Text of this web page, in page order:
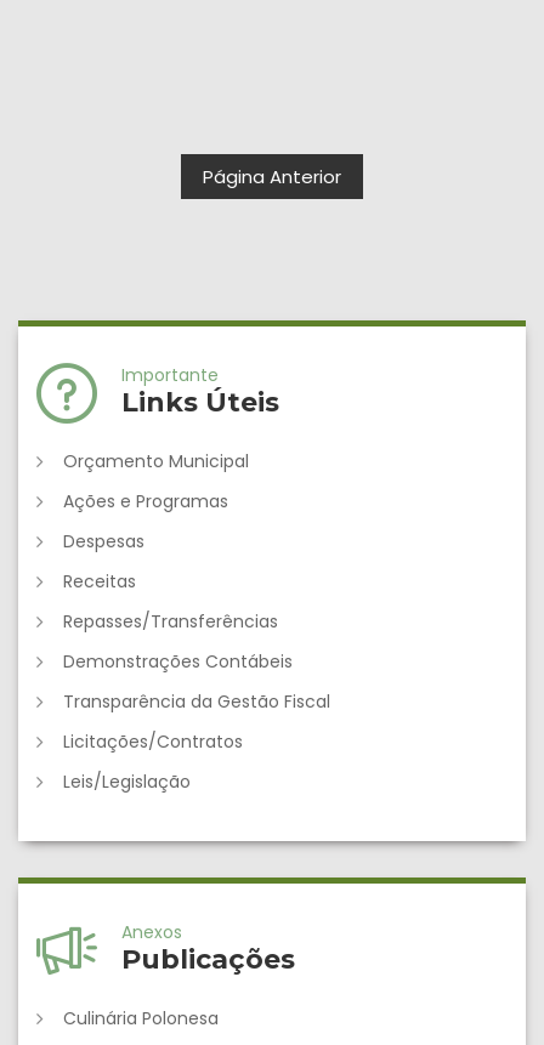
Página Anterior
Importante
Links Úteis
Orçamento Municipal
Ações e Programas
Despesas
Receitas
Repasses/Transferências
Demonstrações Contábeis
Transparência da Gestão Fiscal
Licitações/Contratos
Leis/Legislação
Anexos
Publicações
Culinária Polonesa